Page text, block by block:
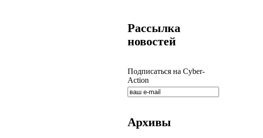
Рассылка
новостей
Подписаться на Cyber-
Action
Архивы